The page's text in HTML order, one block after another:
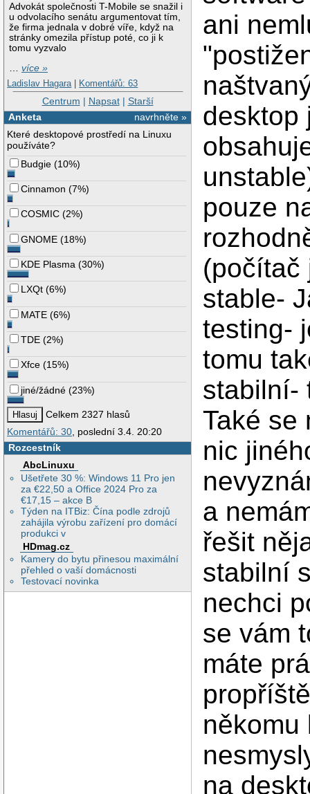
Advokát společnosti T-Mobile se snažil i
u odvolacího senátu argumentovat tím,
že firma jednala v dobré víře, když na
stránky omezila přístup poté, co ji k
tomu vyzvalo
…více »
Ladislav Hagara | Komentářů: 63
Centrum | Napsat| Starší
navrhněte »
Anketa
Které desktopové prostředí na Linuxu
používáte?
Budgie (10%)
Cinnamon (7%)
COSMIC (2%)
GNOME (18%)
KDE Plasma (30%)
LXQt (6%)
MATE (6%)
TDE (2%)
Xfce (15%)
jiné/žádné (23%)
Celkem 2327 hlasů
Komentářů: 30, poslední 3.4. 20:20
Rozcestník
AbcLinuxu
Ušetřete 30 %: Windows 11 Pro jen
za €22,50 a Office 2024 Pro za
€17,15 – akce B
Týden na ITBiz: Čína podle zdrojů
zahájila výrobu zařízení pro domácí
produkci v
HDmag.cz
Kamery do bytu přinesou maximální
přehled o vaší domácnosti
Testovací novinka
ani
desktop
pouze
(počítač
stable-
testing-
tomu
stabilní-
Také se
nic
a
řešit
stabilní
nechci
se vám
máte
někomu
na